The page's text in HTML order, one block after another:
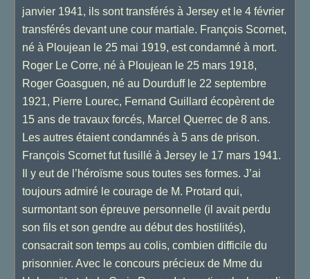
janvier 1941, ils sont transférés à Jersey et le 4 février
transférés devant une cour martiale. François Scornet,
né à Ploujean le 25 mai 1919, est condamné à mort.
Roger Le Corre, né à Ploujean le 25 mars 1918,
Roger Goasguen, né au Dourduff le 22 septembre
1921, Pierre Lourec, Fernand Guillard écopèrent de
15 ans de travaux forcés, Marcel Querrec de 8 ans.
Les autres étaient condamnés à 5 ans de prison.
François Scornet fut fusillé à Jersey le 17 mars 1941.
Il y eut de l’héroïsme sous toutes ses formes. J’ai
toujours admiré le courage de M. Protard qui,
surmontant son épreuve personnelle (il avait perdu
son fils et son gendre au début des hostilités),
consacrait son temps au colis, combien difficile du
prisonnier. Avec le concours précieux de Mme du